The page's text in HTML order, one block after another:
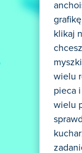
klikaj
wielu
pieca
wielu